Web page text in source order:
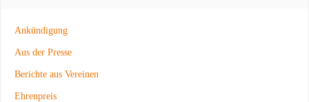
Ankündigung
Aus der Presse
Berichte aus Vereinen
Ehrenpreis